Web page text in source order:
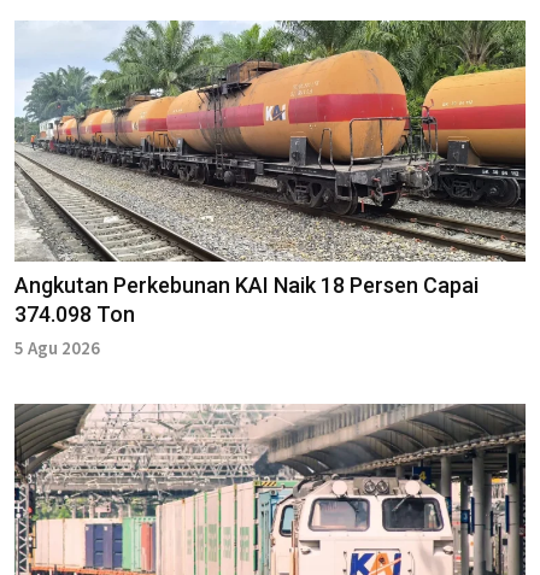
Angkutan Perkebunan KAI Naik 18 Persen Capai
374.098 Ton
5 Agu 2026